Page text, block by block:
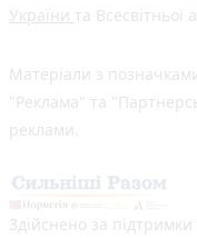
України та Всесвітньої
Матеріали з
"Реклама" та
реклами.
Здійснено за